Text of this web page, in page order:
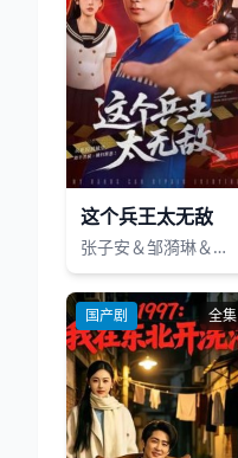
这个兵王太无敌
张子安＆邹漪琳＆江路祺
国产剧 全集